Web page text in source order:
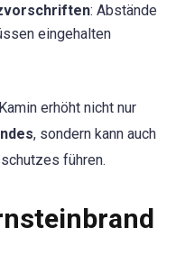
: Abstände
eingehalten
erhöht nicht nur
, sondern kann auch
führen.